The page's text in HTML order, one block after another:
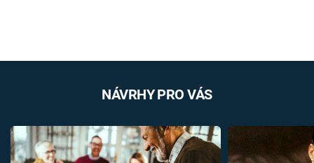
NÁVRHY PRO VÁS